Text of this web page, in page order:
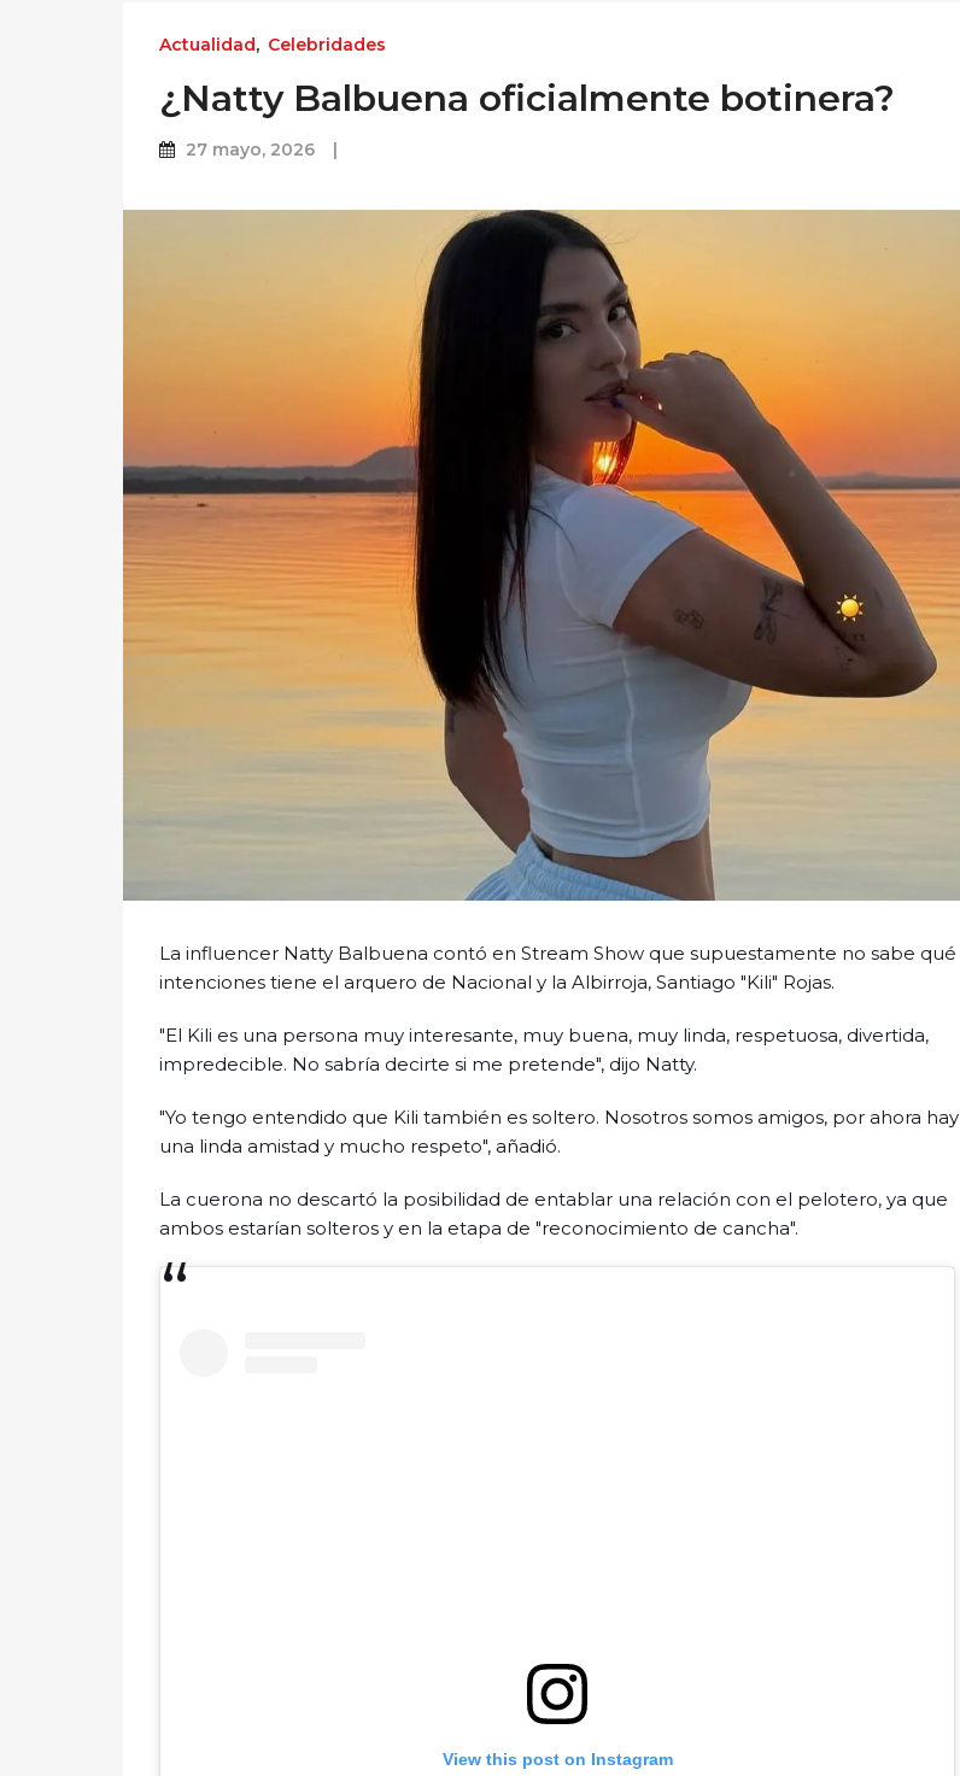
Actualidad, Celebridades
¿Natty Balbuena oficialmente botinera?
27 mayo, 2026
La influencer Natty Balbuena contó en Stream Show que supuestamente no sabe qué
intenciones tiene el arquero de Nacional y la Albirroja, Santiago "Kili" Rojas.
"El Kili es una persona muy interesante, muy buena, muy linda, respetuosa, divertida,
impredecible. No sabría decirte si me pretende", dijo Natty.
"Yo tengo entendido que Kili también es soltero. Nosotros somos amigos, por ahora hay
una linda amistad y mucho respeto", añadió.
La cuerona no descartó la posibilidad de entablar una relación con el pelotero, ya que
ambos estarían solteros y en la etapa de "reconocimiento de cancha".
View this post on Instagram